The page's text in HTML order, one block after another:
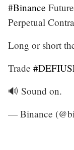
#Binance
Perpetual
Long or short
Trade
🔊 Sound on.
— Binance